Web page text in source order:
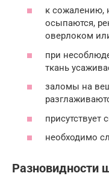
к сожалению,
осыпаются,
оверлоком
при
ткань
заломы на
присутствует
необходимо
Разновидности